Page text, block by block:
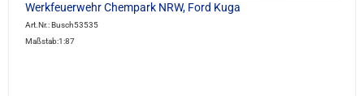
Werkfeuerwehr Chempark NRW, Ford Kuga
Art.Nr.: Busch53535
Maßstab:1:87